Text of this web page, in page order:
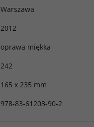
Warszawa
2012
oprawa miękka
242
165 x 235 mm
978-83-61203-90-2